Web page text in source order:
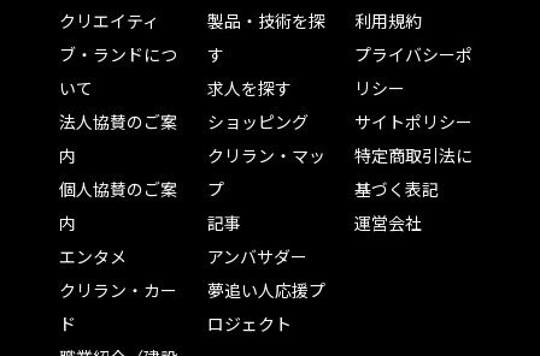
クリエイティ
ブ・ランドにつ
いて
法人協賛のご案
内
個人協賛のご案
内
エンタメ
クリラン・カー
ド
製品・技術を探
す
求人を探す
ショッピング
クリラン・マッ
プ
記事
アンバサダー
夢追い人応援プ
ロジェクト
利用規約
プライバシーポ
リシー
サイトポリシー
特定商取引法に
基づく表記
運営会社